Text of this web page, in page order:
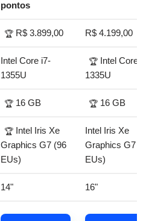
pontos
🏆 R$ 3.899,00 R$ 4.199,00
Intel Core i7-
1355U
🏆 Intel Core
1335U
🏆 16 GB 🏆 16 GB
🏆 Intel Iris Xe
Graphics G7 (96
EUs)
Intel Iris Xe
Graphics G7
EUs)
14" 16"